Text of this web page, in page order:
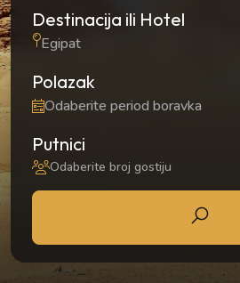
Destinacija ili Hotel
Egipat
Polazak
Putnici
Odaberite broj gostiju